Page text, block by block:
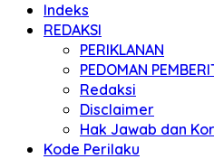
Indeks
REDAKSI
PERIKLANAN
PEDOMAN
Redaksi
Disclaimer
Hak Jawab dan
Kode Perilaku